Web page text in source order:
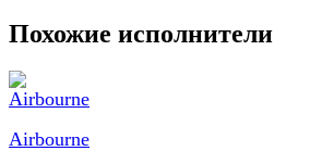
Похожие исполнители
Airbourne